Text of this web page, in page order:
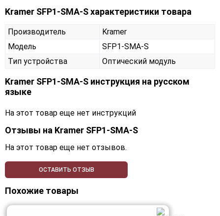
Kramer SFP1-SMA-S характеристики товара
Производитель
Kramer
Модель
SFP1-SMA-S
Тип устройства
Оптический модуль
Kramer SFP1-SMA-S инструкция на русском
языке
На этот товар еще нет инструкций
Отзывы на Kramer SFP1-SMA-S
На этот товар еще нет отзывов.
ОСТАВИТЬ ОТЗЫВ
Похожие товары